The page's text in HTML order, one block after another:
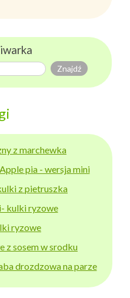
z marchewka
Apple pia - wersja mini
z pietruszka
kulki ryzowe
ryzowe
z sosem w srodku
drozdzowa na parze